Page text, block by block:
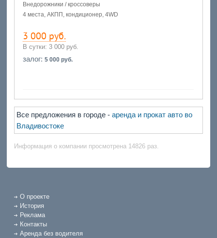
Внедорожники / кроссоверы
4 места, АКПП, кондиционер, 4WD
3 000 руб.
В сутки: 3 000 руб.
залог:5 000 руб.
Все предложения в городе - аренда и прокат авто во
Владивостоке
Информация о компании просмотрена 14826 раз.
О проекте
История
Реклама
Контакты
Аренда без водителя